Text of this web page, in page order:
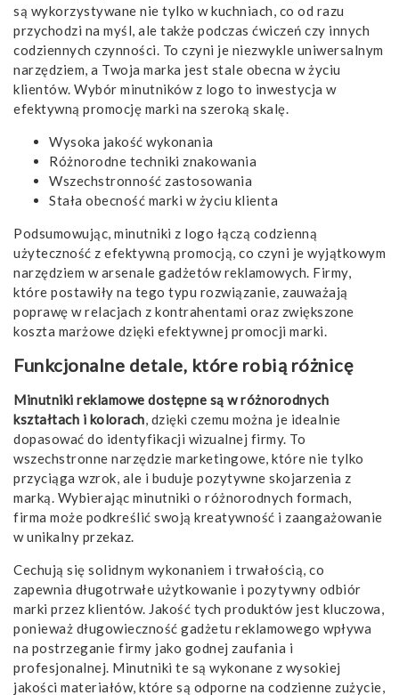
są wykorzystywane nie tylko w kuchniach, co od razu
przychodzi na myśl, ale także podczas ćwiczeń czy innych
codziennych czynności. To czyni je niezwykle uniwersalnym
narzędziem, a Twoja marka jest stale obecna w życiu
klientów. Wybór minutników z logo to inwestycja w
efektywną promocję marki na szeroką skalę.
Wysoka jakość wykonania
Różnorodne techniki znakowania
Wszechstronność zastosowania
Stała obecność marki w życiu klienta
Podsumowując, minutniki z logo łączą codzienną
użyteczność z efektywną promocją, co czyni je wyjątkowym
narzędziem w arsenale gadżetów reklamowych. Firmy,
które postawiły na tego typu rozwiązanie, zauważają
poprawę w relacjach z kontrahentami oraz zwiększone
koszta marżowe dzięki efektywnej promocji marki.
Funkcjonalne detale, które robią różnicę
Minutniki reklamowe dostępne są w różnorodnych
kształtach i kolorach, dzięki czemu można je idealnie
dopasować do identyfikacji wizualnej firmy. To
wszechstronne narzędzie marketingowe, które nie tylko
przyciąga wzrok, ale i buduje pozytywne skojarzenia z
marką. Wybierając minutniki o różnorodnych formach,
firma może podkreślić swoją kreatywność i zaangażowanie
w unikalny przekaz.
Cechują się solidnym wykonaniem i trwałością, co
zapewnia długotrwałe użytkowanie i pozytywny odbiór
marki przez klientów. Jakość tych produktów jest kluczowa,
ponieważ długowieczność gadżetu reklamowego wpływa
na postrzeganie firmy jako godnej zaufania i
profesjonalnej. Minutniki te są wykonane z wysokiej
jakości materiałów, które są odporne na codzienne zużycie,